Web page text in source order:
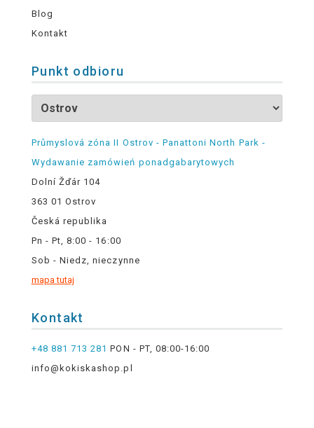
Blog
Kontakt
Punkt odbioru
Průmyslová zóna II Ostrov - Panattoni North Park -
Wydawanie zamówień ponadgabarytowych
Dolní Žďár 104
363 01 Ostrov
Česká republika
Pn - Pt, 8:00 - 16:00
Sob - Niedz, nieczynne
mapa tutaj
Kontakt
+48 881 713 281 PON - PT, 08:00-16:00
info@kokiskashop.pl